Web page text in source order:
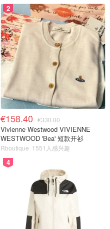
2
€158.40 €330.00
Vivienne Westwood VIVIENNE
WESTWOOD 'Bea' 短款开衫
Rboutique 1551人感兴趣
4